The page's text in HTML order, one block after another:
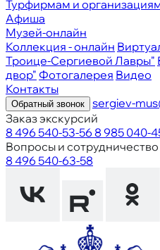
Турфирмам и
Афиша
Музей-онлайн
Коллекция - онлайн
Троице-Сергиевой Лавры"
двор" Фотогалерея Видео
Контакты
Обратный звонок
sergiev-
Заказ экскурсий
8 496 540-53-568 985 040-
Вопросы и сотрудничество
8 496 540-63-58